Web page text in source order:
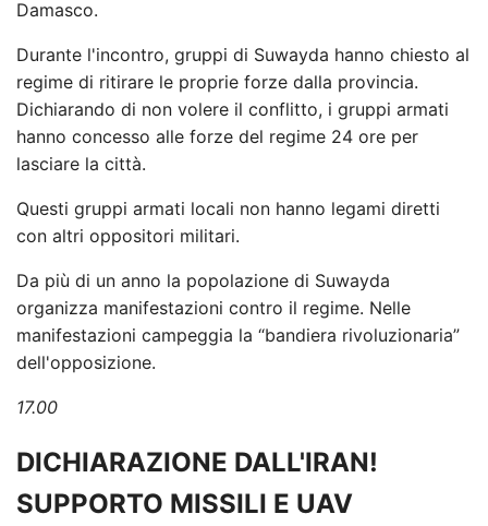
Damasco.
Durante l'incontro, gruppi di Suwayda hanno chiesto al
regime di ritirare le proprie forze dalla provincia.
Dichiarando di non volere il conflitto, i gruppi armati
hanno concesso alle forze del regime 24 ore per
lasciare la città.
Questi gruppi armati locali non hanno legami diretti
con altri oppositori militari.
Da più di un anno la popolazione di Suwayda
organizza manifestazioni contro il regime. Nelle
manifestazioni campeggia la “bandiera rivoluzionaria”
dell'opposizione.
17.00
DICHIARAZIONE DALL'IRAN!
SUPPORTO MISSILI E UAV